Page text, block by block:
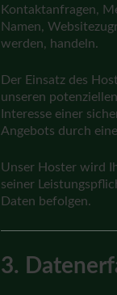
Kontaktanfragen,
Namen,
werden, handeln.
Der Einsatz des
unseren
Interesse einer
Angebots durch
Unser Hoster wird
seiner
Daten befolgen.
3.